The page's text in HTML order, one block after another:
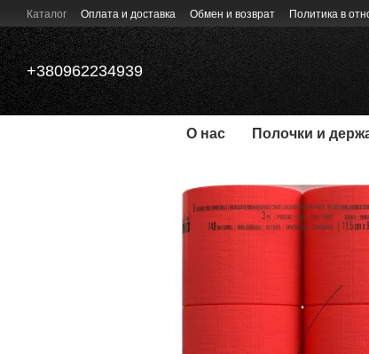
Перейти к основному контенту
Каталог Оплата и доставка Обмен и возврат Политика в
+380962234939
О нас Полочки и